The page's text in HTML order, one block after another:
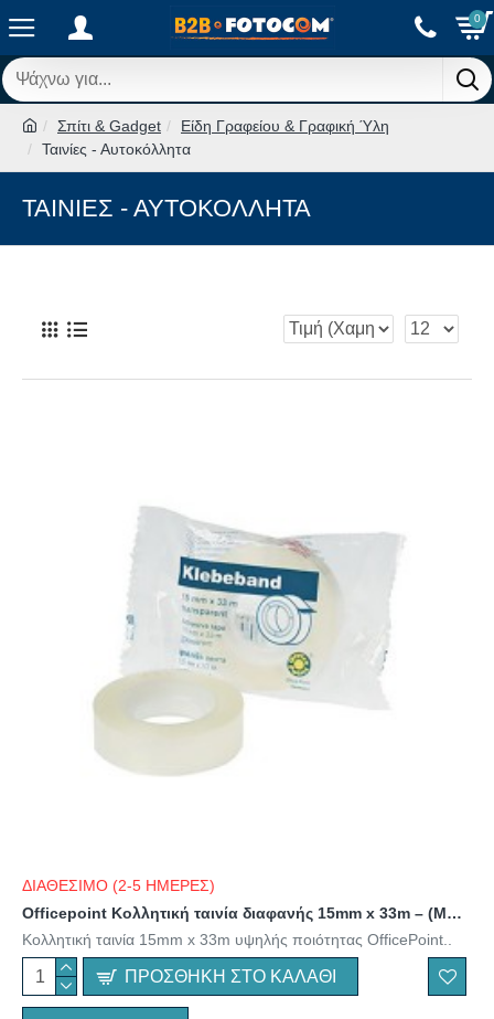
0
Σπίτι & Gadget
Είδη Γραφείου & Γραφική Ύλη
Ταινίες - Αυτοκόλλητα
ΤΑΙΝΊΕΣ - ΑΥΤΟΚΌΛΛΗΤΑ
ΔΙΑΘΕΣΙΜΟ (2-5 ΗΜΕΡΕΣ)
Officepoint Κολλητική ταινία διαφανής 15mm x 33m – (MAG-1313300-01) (OFPMAG-1313300-01)
Κολλητική ταινία 15mm x 33m υψηλής ποιότητας OfficePoint..
ΠΡΟΣΘΉΚΗ ΣΤΟ ΚΑΛΆΘΙ